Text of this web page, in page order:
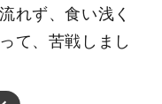
れず、食い浅く
て、苦戦しまし